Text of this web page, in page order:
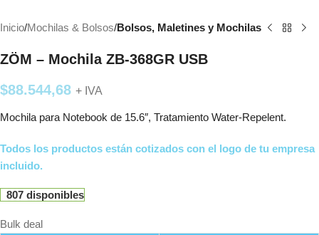
Inicio Mochilas & Bolsos Bolsos, Maletines y Mochilas
ZÖM – Mochila ZB-368GR USB
$88.544,68 + IVA
Mochila para Notebook de 15.6″, Tratamiento Water-Repelent.
Todos los productos están cotizados con el logo de tu empresa
incluido.
807 disponibles
Bulk deal